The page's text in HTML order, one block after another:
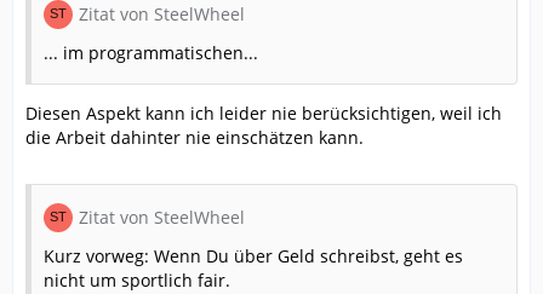
Zitat von SteelWheel
... im programmatischen...
Diesen Aspekt kann ich leider nie berücksichtigen, weil ich
die Arbeit dahinter nie einschätzen kann.
Zitat von SteelWheel
Kurz vorweg: Wenn Du über Geld schreibst, geht es
nicht um sportlich fair.